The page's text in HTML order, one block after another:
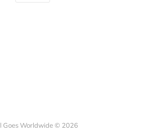
Goes Worldwide © 2026